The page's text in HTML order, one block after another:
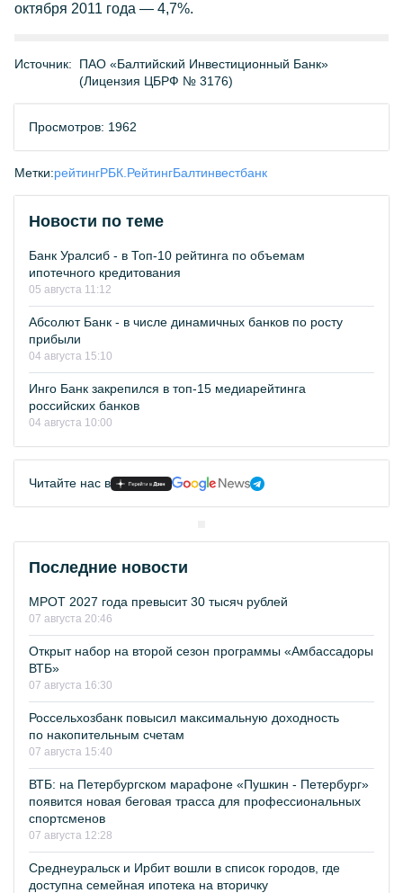
октября 2011 года — 4,7%.
Источник:
ПАО «Балтийский Инвестиционный Банк»
(Лицензия ЦБРФ № 3176)
Просмотров: 1962
Метки:рейтингРБК.РейтингБалтинвестбанк
Новости по теме
Банк Уралсиб - в Топ-10 рейтинга по объемам
ипотечного кредитования
05 августа 11:12
Абсолют Банк - в числе динамичных банков по росту
прибыли
04 августа 15:10
Инго Банк закрепился в топ-15 медиарейтинга
российских банков
04 августа 10:00
Читайте нас в
Последние новости
МРОТ 2027 года превысит 30 тысяч рублей
07 августа 20:46
Открыт набор на второй сезон программы «Амбассадоры
ВТБ»
07 августа 16:30
Россельхозбанк повысил максимальную доходность
по накопительным счетам
07 августа 15:40
ВТБ: на Петербургском марафоне «Пушкин - Петербург»
появится новая беговая трасса для профессиональных
спортсменов
07 августа 12:28
Среднеуральск и Ирбит вошли в список городов, где
доступна семейная ипотека на вторичку